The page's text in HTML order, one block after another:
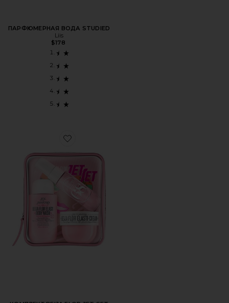
ПАРФЮМЕРНАЯ ВОДА STUDIED
Liis
$178
Favorite КОМПЛЕКТ BEIJA FLOR JET SET